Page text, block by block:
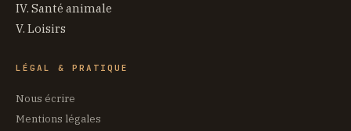
IV. Santé animale
V. Loisirs
LÉGAL & PRATIQUE
Nous écrire
Mentions légales